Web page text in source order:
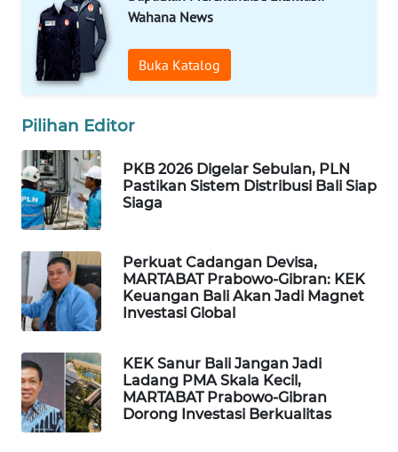
Wahana News
Buka Katalog
Pilihan Editor
PKB 2026 Digelar Sebulan, PLN
Pastikan Sistem Distribusi Bali Siap
Siaga
Perkuat Cadangan Devisa,
MARTABAT Prabowo-Gibran: KEK
Keuangan Bali Akan Jadi Magnet
Investasi Global
KEK Sanur Bali Jangan Jadi
Ladang PMA Skala Kecil,
MARTABAT Prabowo-Gibran
Dorong Investasi Berkualitas
WAHANA
DESA
WISATA
LAPAK
Wahana
Network
KONSUMEN
LISTRIK
MASYARAKAT
KELISTRIKAN
WALINKI